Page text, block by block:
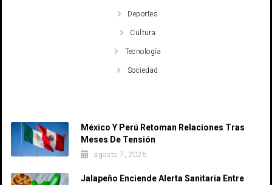
Deportes
Cultura
Tecnología
Sociedad
México Y Perú Retoman Relaciones Tras
Meses De Tensión
agosto 7, 2026
Jalapeño Enciende Alerta Sanitaria Entre